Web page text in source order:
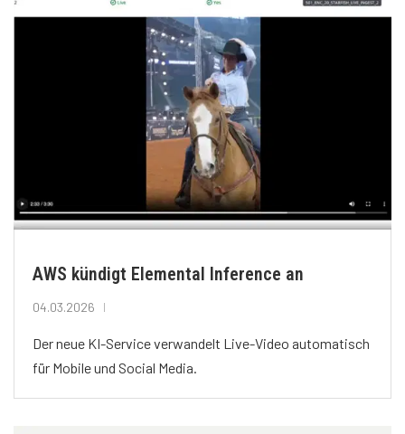
AWS kündigt Elemental Inference an
04.03.2026
Der neue KI-Service verwandelt Live-Video automatisch
für Mobile und Social Media.